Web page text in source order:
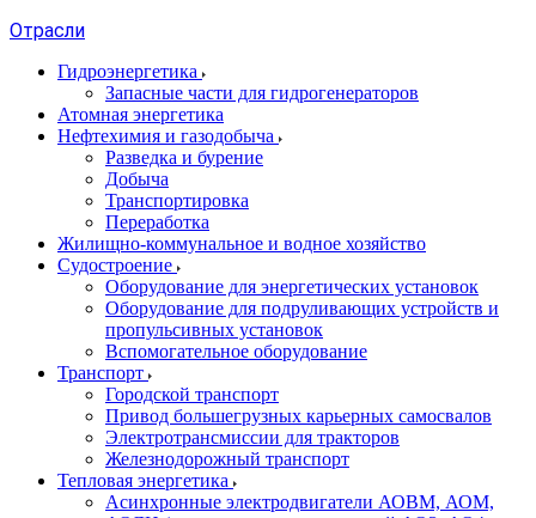
Отрасли
Гидроэнергетика
Запасные части для гидрогенераторов
Атомная энергетика
Нефтехимия и газодобыча
Разведка и бурение
Добыча
Транспортировка
Переработка
Жилищно-коммунальное и водное хозяйство
Судостроение
Оборудование для энергетических установок
Оборудование для подруливающих устройств и
пропульсивных установок
Вспомогательное оборудование
Транспорт
Городской транспорт
Привод большегрузных карьерных самосвалов
Электротрансмиссии для тракторов
Железнодорожный транспорт
Тепловая энергетика
Асинхронные электродвигатели АОВМ, АОМ,